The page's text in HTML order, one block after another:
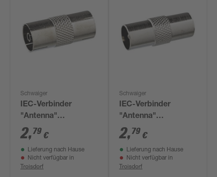
Schwaiger
IEC-Verbinder
"Antenna"
Professional
2,79 €
Lieferung nach Hause
Nicht verfügbar in
Troisdorf
Schwaiger
IEC-Verbinder
"Antenna"
Professional Stecker
2,79 €
Lieferung nach Hause
Nicht verfügbar in
Troisdorf